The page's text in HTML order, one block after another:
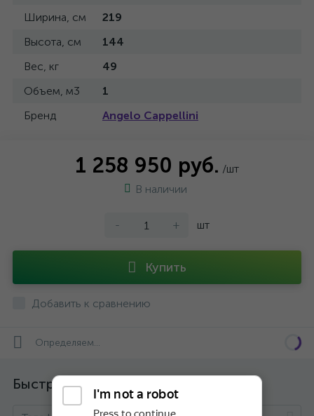
Ширина, см
219
Высота, см
144
Вес, кг
49
Объем, м3
1
Бренд
Angelo Cappellini
1 258 950 руб. /шт
В наличии
- + шт
Купить
Добавить к сравнению
Определяем...
Быстрый заказ